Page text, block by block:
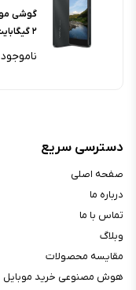
۲ گیگابایت
ناموجود
دسترسی سریع
صفحه اصلی
درباره ما
تماس با ما
وبلاگ
مقایسه محصولات
هوش مصنوعی خرید موبایل